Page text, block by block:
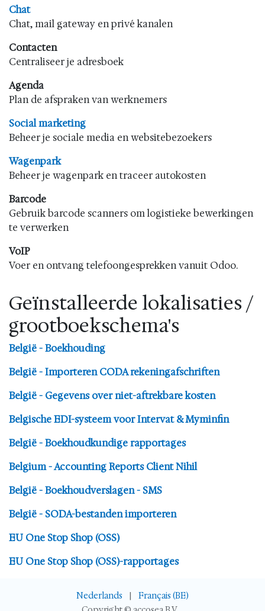
Chat
Chat, mail gateway en privé kanalen
Contacten
Centraliseer je adresboek
Agenda
Plan de afspraken van werknemers
Social marketing
Beheer je sociale media en websitebezoekers
Wagenpark
Beheer je wagenpark en traceer autokosten
Barcode
Gebruik barcode scanners om logistieke bewerkingen
te verwerken
VoIP
Voer en ontvang telefoongesprekken vanuit Odoo.
Geïnstalleerde lokalisaties /
grootboekschema's
België - Boekhouding
België - Importeren CODA rekeningafschriften
België - Gegevens over niet-aftrekbare kosten
Belgische EDI-systeem voor Intervat & Myminfin
België - Boekhoudkundige rapportages
Belgium - Accounting Reports Client Nihil
België - Boekhoudverslagen - SMS
België - SODA-bestanden importeren
EU One Stop Shop (OSS)
EU One Stop Shop (OSS)-rapportages
Nederlands | Français (BE)